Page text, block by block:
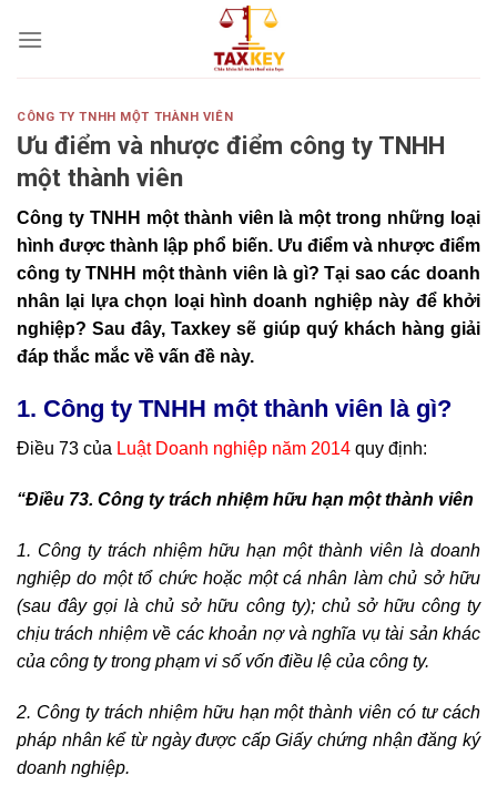
CÔNG TY TNHH MỘT THÀNH VIÊN
Ưu điểm và nhược điểm công ty TNHH
một thành viên
Công ty TNHH một thành viên là một trong những loại
hình được thành lập phổ biến. Ưu điểm và nhược điểm
công ty TNHH một thành viên là gì? Tại sao các doanh
nhân lại lựa chọn loại hình doanh nghiệp này để khởi
nghiệp? Sau đây, Taxkey sẽ giúp quý khách hàng giải
đáp thắc mắc về vấn đề này.
1. Công ty TNHH một thành viên là gì?
Điều 73 của Luật Doanh nghiệp năm 2014 quy định:
“Điều 73. Công ty trách nhiệm hữu hạn một thành viên
1. Công ty trách nhiệm hữu hạn một thành viên là doanh
nghiệp do một tổ chức hoặc một cá nhân làm chủ sở hữu
(sau đây gọi là chủ sở hữu công ty); chủ sở hữu công ty
chịu trách nhiệm về các khoản nợ và nghĩa vụ tài sản khác
của công ty trong phạm vi số vốn điều lệ của công ty.
2. Công ty trách nhiệm hữu hạn một thành viên có tư cách
pháp nhân kể từ ngày được cấp Giấy chứng nhận đăng ký
doanh nghiệp.